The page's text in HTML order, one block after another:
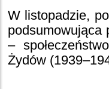
W listopadzie,
podsumowująca
–
Żydów